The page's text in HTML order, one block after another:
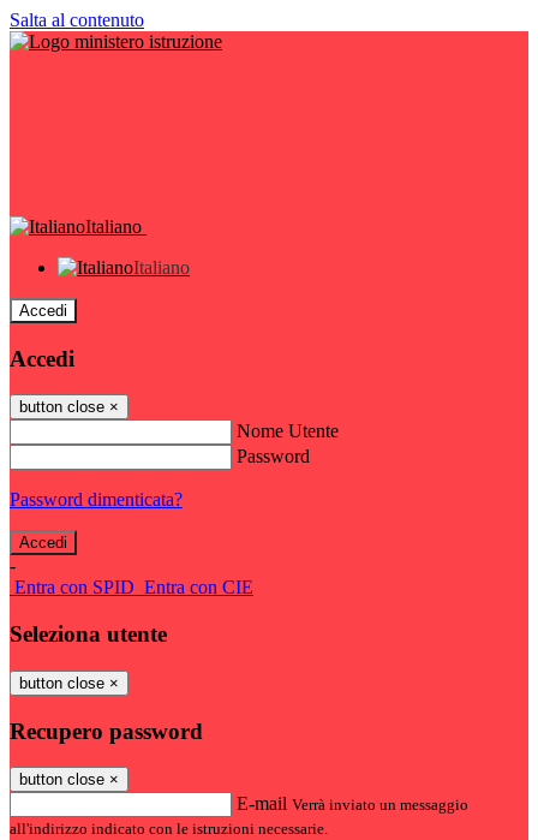
Salta al contenuto
Italiano
Italiano
Accedi
Accedi
button close ×
Nome Utente
Password
Password dimenticata?
-
Entra con SPID Entra con CIE
Seleziona utente
button close ×
Recupero password
button close ×
E-mail Verrà inviato un messaggio
all'indirizzo indicato con le istruzioni necessarie.